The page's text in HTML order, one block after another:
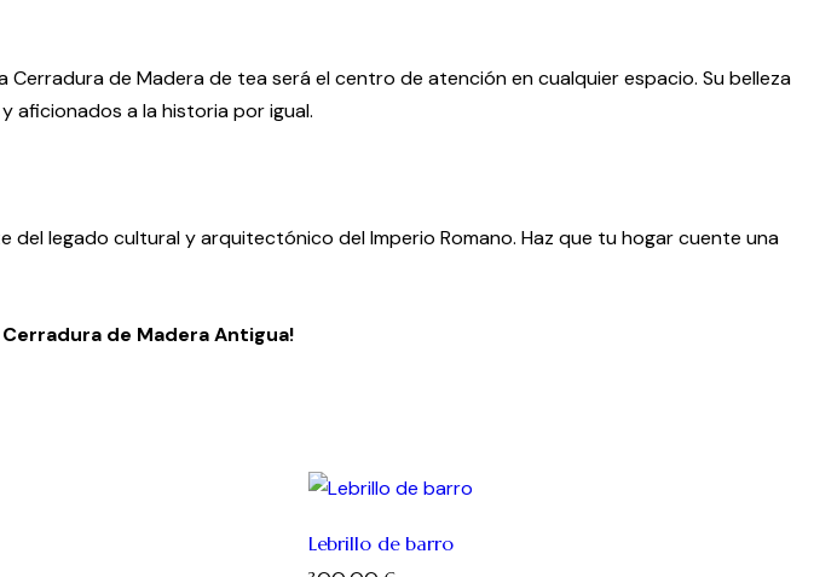
de Madera de tea será el centro de atención en cualquier espacio. Su belleza
aficionados a la historia por igual.
legado cultural y arquitectónico del Imperio Romano. Haz que tu hogar cuente una
de Madera Antigua!
Lebrillo de barro